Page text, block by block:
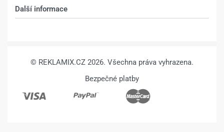
Další informace
© REKLAMIX.CZ 2026. Všechna práva vyhrazena.
Bezpečné platby